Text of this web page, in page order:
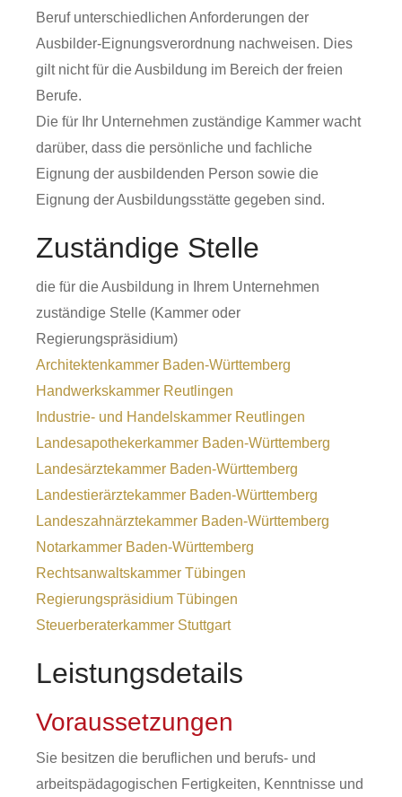
Beruf unterschiedlichen Anforderungen der
Ausbilder-Eignungsverordnung nachweisen. Dies
gilt nicht für die Ausbildung im Bereich der freien
Berufe.
Die für Ihr Unternehmen zuständige Kammer wacht
darüber, dass die persönliche und fachliche
Eignung der ausbildenden Person sowie die
Eignung der Ausbildungsstätte gegeben sind.
Zuständige Stelle
die für die Ausbildung in Ihrem Unternehmen
zuständige Stelle (Kammer oder
Regierungspräsidium)
Architektenkammer Baden-Württemberg
Handwerkskammer Reutlingen
Industrie- und Handelskammer Reutlingen
Landesapothekerkammer Baden-Württemberg
Landesärztekammer Baden-Württemberg
Landestierärztekammer Baden-Württemberg
Landeszahnärztekammer Baden-Württemberg
Notarkammer Baden-Württemberg
Rechtsanwaltskammer Tübingen
Regierungspräsidium Tübingen
Steuerberaterkammer Stuttgart
Leistungsdetails
Voraussetzungen
Sie besitzen die beruflichen und berufs- und
arbeitspädagogischen Fertigkeiten, Kenntnisse und